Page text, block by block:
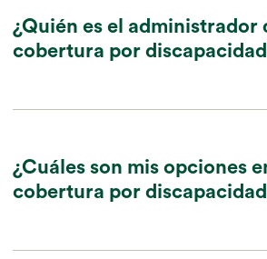
¿Quién es el administrador
cobertura por
¿Cuáles son mis opciones
cobertura por